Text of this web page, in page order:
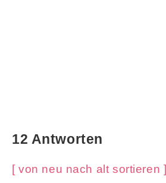
12 Antworten
[ von neu nach alt sortieren ]